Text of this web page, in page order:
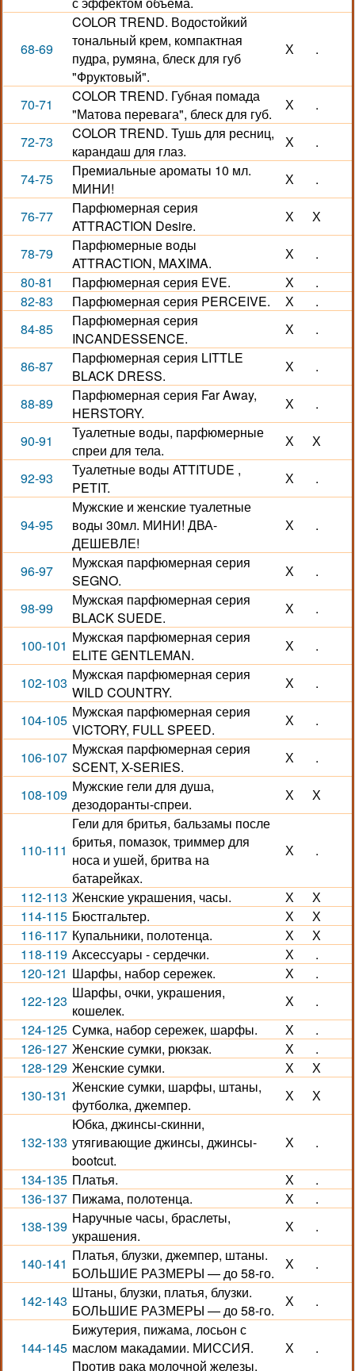
68-69
COLOR TREND. Водостойкий
тональный крем, компактная
пудра, румяна, блеск для губ
"Фруктовый".
Х .
70-71
COLOR TREND. Губная помада
"Матова перевага", блеск для губ.
Х .
72-73
COLOR TREND. Тушь для ресниц,
карандаш для глаз.
Х .
74-75
Премиальные ароматы 10 мл.
МИНИ!
Х .
76-77
Парфюмерная серия
ATTRACTION Desire.
Х Х
78-79
Парфюмерные воды
ATTRACTION, MAXIMA.
Х
.
80-81
Парфюмерная серия EVE. Х
.
82-83
Парфюмерная серия PERCEIVE. Х
.
84-85
Парфюмерная серия
INCANDESSENCE.
Х .
86-87
Парфюмерная серия LITTLE
BLACK DRESS.
Х .
88-89
Парфюмерная серия Far Away,
HERSTORY.
Х .
90-91
Туалетные воды, парфюмерные
спреи для тела.
Х Х
92-93
Туалетные воды ATTITUDE ,
PETIT.
Х .
94-95
Мужские и женские туалетные
воды 30мл. МИНИ! ДВА-
ДЕШЕВЛЕ!
Х .
96-97
Мужская парфюмерная серия
SEGNO.
Х .
98-99
Мужская парфюмерная серия
BLACK SUEDE.
Х .
100-101 Мужская парфюмерная серия
ELITE GENTLEMAN.
Х .
102-103 Мужская парфюмерная серия
WILD COUNTRY.
Х .
104-105 Мужская парфюмерная серия
VICTORY, FULL SPEED.
Х .
106-107 Мужская парфюмерная серия
SCENT, X-SERIES.
Х .
108-109 Мужские гели для душа,
дезодоранты-спреи.
Х Х
110-111
Гели для бритья, бальзамы после
бритья, помазок, триммер для
носа и ушей, бритва на
батарейках.
Х .
112-113 Женские украшения, часы. Х
Х
114-115 Бюстгальтер. Х
Х
116-117 Купальники, полотенца. Х
Х
118-119 Аксессуары - сердечки. Х
.
120-121 Шарфы, набор сережек. Х
.
122-123 Шарфы, очки, украшения,
кошелек.
Х
.
124-125 Сумка, набор сережек, шарфы. Х
.
126-127 Женские сумки, рюкзак. Х
.
128-129 Женские сумки. Х
Х
130-131 Женские сумки, шарфы, штаны,
футболка, джемпер.
Х Х
132-133
Юбка, джинсы-скинни,
утягивающие джинсы, джинсы-
bootcut.
Х .
134-135 Платья. Х
.
136-137 Пижама, полотенца. Х
.
138-139 Наручные часы, браслеты,
украшения.
Х .
140-141 Платья, блузки, джемпер, штаны.
БОЛЬШИЕ РАЗМЕРЫ — до 58-го.
Х .
142-143 Штаны, блузки, платья, блузки.
БОЛЬШИЕ РАЗМЕРЫ — до 58-го.
Х .
144-145
Бижутерия, пижама, лосьон с
маслом макадамии. МИССИЯ.
Против рака молочной железы.
Х .